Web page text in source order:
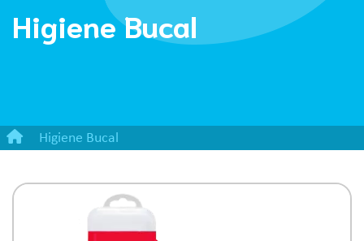
Higiene Bucal
Higiene Bucal